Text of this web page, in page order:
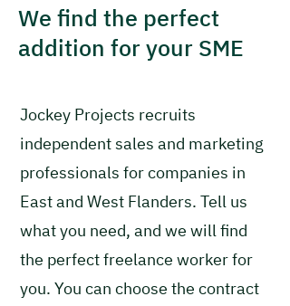
We find the perfect
addition for your SME
Jockey Projects recruits
independent sales and marketing
professionals for companies in
East and West Flanders. Tell us
what you need, and we will find
the perfect freelance worker for
you. You can choose the contract